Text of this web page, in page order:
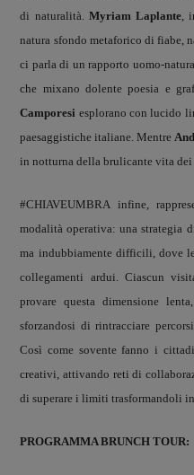
di naturalità. Myriam Laplante,
natura sfondo metaforico di fiabe,
ci parla di un rapporto uomo-
che mixano dolente poesia e
Camporesi esplorano con lucido
paesaggistiche italiane. Mentre
in notturna della brulicante vita dei
#CHIAVEUMBRA infine,
modalità operativa: una strategia
ma indubbiamente difficili, dove
collegamenti ardui. Ciascun
provare questa dimensione
sforzandosi di rintracciare
Così come sovente fanno i
creativi, attivando reti di
di superare i limiti trasformandoli in
PROGRAMMA BRUNCH TOUR: